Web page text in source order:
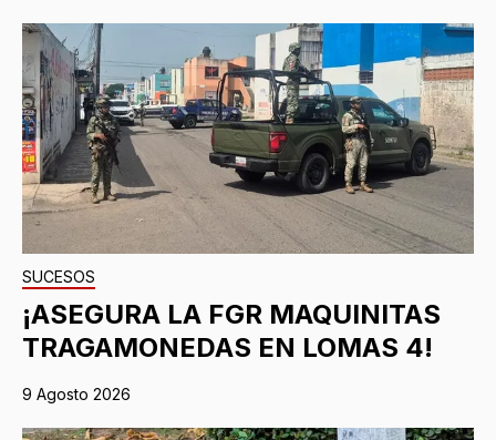
SUCESOS
¡ASEGURA LA FGR MAQUINITAS
TRAGAMONEDAS EN LOMAS 4!
9 Agosto 2026